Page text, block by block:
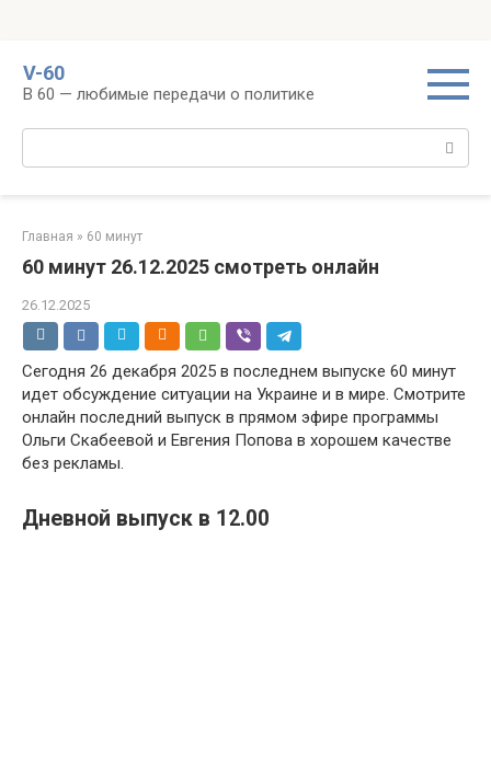
контенту
V-60
В 60 — любимые передачи о политике
Поиск:
Главная » 60 минут
60 минут 26.12.2025 смотреть онлайн
26.12.2025
Сегодня 26 декабря 2025 в последнем выпуске 60 минут
идет обсуждение ситуации на Украине и в мире. Смотрите
онлайн последний выпуск в прямом эфире программы
Ольги Скабеевой и Евгения Попова в хорошем качестве
без рекламы.
Дневной выпуск в 12.00